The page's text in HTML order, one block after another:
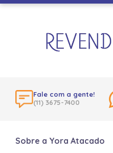
Fale com a gente!
(11) 3675-7400
Sobre a Yora Atacado